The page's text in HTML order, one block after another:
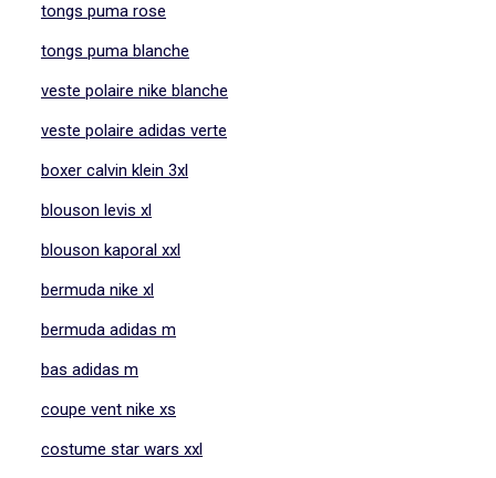
tongs puma rose
tongs puma blanche
veste polaire nike blanche
veste polaire adidas verte
boxer calvin klein 3xl
blouson levis xl
blouson kaporal xxl
bermuda nike xl
bermuda adidas m
bas adidas m
coupe vent nike xs
costume star wars xxl